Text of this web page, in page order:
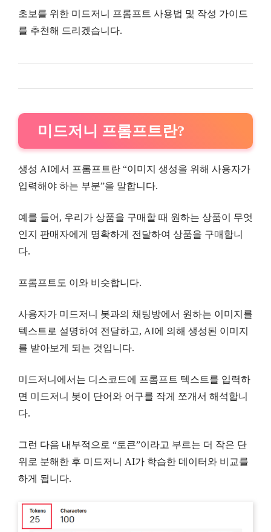
초보를 위한 미드저니 프롬프트 사용법 및 작성 가이드
를 추천해 드리겠습니다.
미드저니 프롬프트란?
생성 AI에서 프롬프트란 “이미지 생성을 위해 사용자가
입력해야 하는 부분”을 말합니다.
예를 들어, 우리가 상품을 구매할 때 원하는 상품이 무엇
인지 판매자에게 명확하게 전달하여 상품을 구매합니
다.
프롬프트도 이와 비슷합니다.
사용자가 미드저니 봇과의 채팅방에서 원하는 이미지를
텍스트로 설명하여 전달하고, AI에 의해 생성된 이미지
를 받아보게 되는 것입니다.
미드저니에서는 디스코드에 프롬프트 텍스트를 입력하
면 미드저니 봇이 단어와 어구를 작게 쪼개서 해석합니
다.
그런 다음 내부적으로 “토큰”이라고 부르는 더 작은 단
위로 분해한 후 미드저니 AI가 학습한 데이터와 비교를
하게 됩니다.